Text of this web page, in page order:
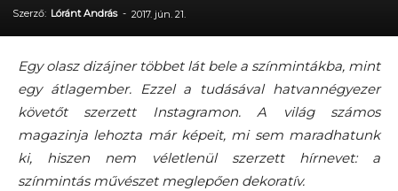
Szerző: Lóránt András - 2017. jún. 21.
Egy olasz dizájner többet lát bele a színmintákba, mint
egy átlagember. Ezzel a tudásával hatvannégyezer
követőt szerzett Instagramon. A világ számos
magazinja lehozta már képeit, mi sem maradhatunk
ki, hiszen nem véletlenül szerzett hírnevet: a
színmintás művészet meglepően dekoratív.